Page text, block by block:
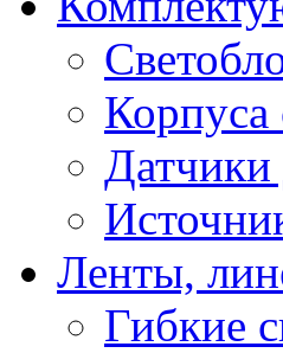
Корпуса
Ленты,
Гибкие